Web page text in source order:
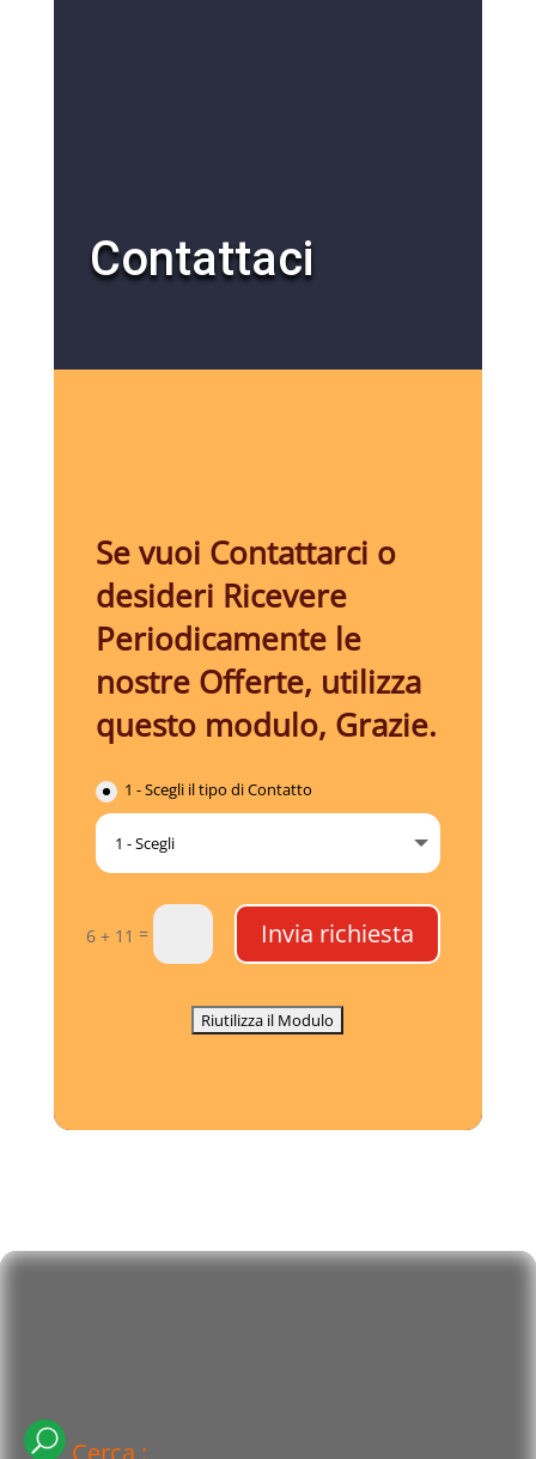
Contattaci
Se vuoi Contattarci o
desideri Ricevere
Periodicamente le
nostre Offerte, utilizza
questo modulo, Grazie.
1 - Scegli il tipo di Contatto
6 + 11 = Invia richiesta
Cerca :